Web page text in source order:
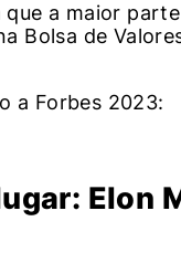
a maior
Bolsa de
a Forbes 2023:
Elon